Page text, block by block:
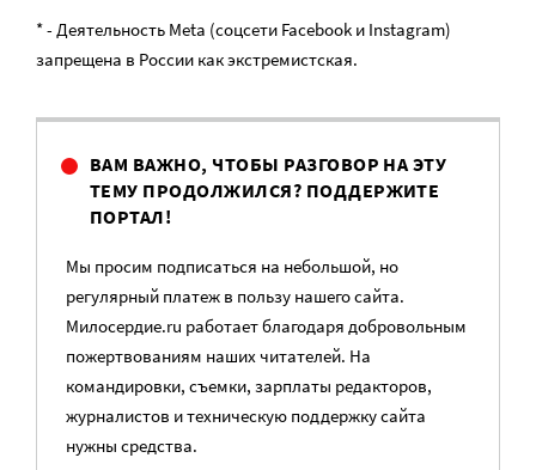
* - Деятельность Meta (соцсети Facebook и Instagram)
запрещена в России как экстремистская.
ВАМ ВАЖНО, ЧТОБЫ РАЗГОВОР НА ЭТУ
ТЕМУ ПРОДОЛЖИЛСЯ? ПОДДЕРЖИТЕ
ПОРТАЛ!
Мы просим подписаться на небольшой, но
регулярный платеж в пользу нашего сайта.
Милосердие.ru работает благодаря добровольным
пожертвованиям наших читателей. На
командировки, съемки, зарплаты редакторов,
журналистов и техническую поддержку сайта
нужны средства.